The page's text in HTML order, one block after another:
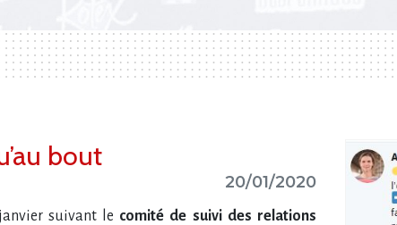
bout
20/01/2020
suivant le comité de suivi des relations